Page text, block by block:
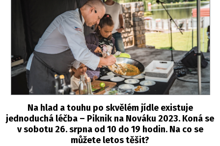
Na hlad a touhu po skvělém jídle existuje
jednoduchá léčba – Piknik na Nováku 2023. Koná se
v sobotu 26. srpna od 10 do 19 hodin. Na co se
můžete letos těšit?